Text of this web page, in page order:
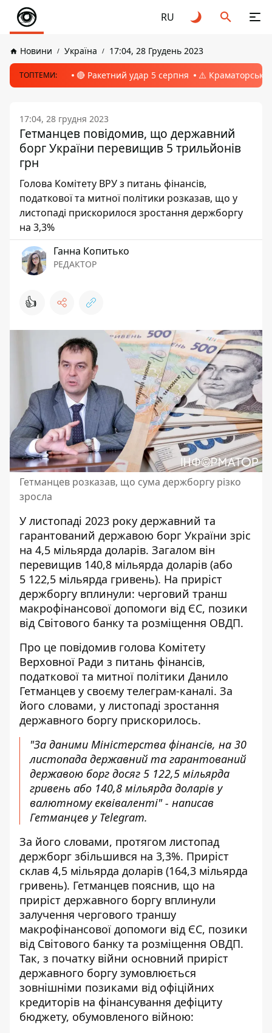
RU
Новини Україна 17:04, 28 Грудень 2023
ТОПТЕМИ: 🔴 Ракетний удар 5 серпня ⚠️ Краматорськ,
17:04, 28 грудня 2023
Гетманцев повідомив, що державний
борг України перевищив 5 трильйонів
грн
Голова Комітету ВРУ з питань фінансів,
податкової та митної політики розказав, що у
листопаді прискорилося зростання держборгу
на 3,3%
Ганна Копитько
РЕДАКТОР
👍
Гетманцев розказав, що сума держборгу різко
зросла
У листопаді 2023 року державний та
гарантований державою борг України зріс
на 4,5 мільярда доларів. Загалом він
перевищив 140,8 мільярда доларів (або
5 122,5 мільярда гривень). На приріст
держборгу вплинули: черговий транш
макрофінансової допомоги від ЄС, позики
від Світового банку та розміщення ОВДП.
Про це повідомив голова Комітету
Верховної Ради з питань фінансів,
податкової та митної політики Данило
Гетманцев у своєму телеграм-каналі. За
його словами, у листопаді зростання
державного боргу прискорилось.
"За даними Міністерства фінансів, на 30
листопада державний та гарантований
державою борг досяг 5 122,5 мільярда
гривень або 140,8 мільярда доларів у
валютному еквіваленті" - написав
Гетманцев у Telegram.
За його словами, протягом листопад
держборг збільшився на 3,3%. Приріст
склав 4,5 мільярда доларів (164,3 мільярда
гривень). Гетманцев пояснив, що на
приріст державного боргу вплинули
залучення чергового траншу
макрофінансової допомоги від ЄС, позики
від Світового банку та розміщення ОВДП.
Так, з початку війни основний приріст
державного боргу зумовлюється
зовнішніми позиками від офіційних
кредиторів на фінансування дефіциту
бюджету, обумовленого війною: